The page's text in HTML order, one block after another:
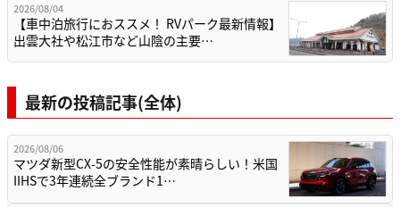
2026/08/04
【車中泊旅行におススメ！ RVパーク最新情報】
出雲大社や松江市など山陰の主要…
最新の投稿記事(全体)
2026/08/06
マツダ新型CX-5の安全性能が素晴らしい！米国
IIHSで3年連続全ブランド1…